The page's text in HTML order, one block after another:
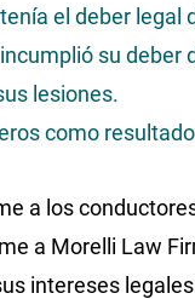
el deber legal
su deber
lesiones.
como
a los
a Morelli Law
intereses